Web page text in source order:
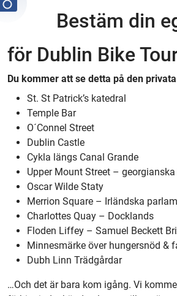
Bestäm din
för Dublin Bike
Du kommer att se detta på den
St. St Patrick’s katedral
Temple Bar
O´Connel Street
Dublin Castle
Cykla längs Canal Grande
Upper Mount Street –
Oscar Wilde Staty
Merrion Square – Irländska
Charlottes Quay – Docklands
Floden Liffey – Samuel Beckett
Minnesmärke över hungersnöd &
Dubh Linn Trädgårdar
…Och det är bara kom igång. Vi